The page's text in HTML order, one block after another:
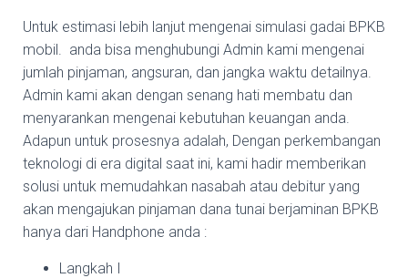
Untuk estimasi lebih lanjut mengenai simulasi gadai BPKB
mobil. anda bisa menghubungi Admin kami mengenai
jumlah pinjaman, angsuran, dan jangka waktu detailnya.
Admin kami akan dengan senang hati membatu dan
menyarankan mengenai kebutuhan keuangan anda.
Adapun untuk prosesnya adalah, Dengan perkembangan
teknologi di era digital saat ini, kami hadir memberikan
solusi untuk memudahkan nasabah atau debitur yang
akan mengajukan pinjaman dana tunai berjaminan BPKB
hanya dari Handphone anda :
Langkah I